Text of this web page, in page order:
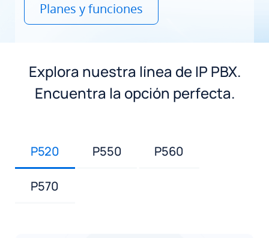
Planes y funciones
Explora nuestra línea de IP PBX.
Encuentra la opción perfecta.
P520 P550 P560
P570